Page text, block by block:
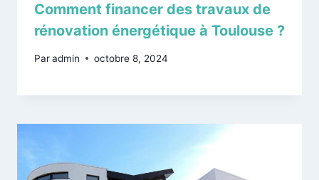
Comment financer des travaux de
rénovation énergétique à Toulouse ?
Paradmin octobre 8, 2024